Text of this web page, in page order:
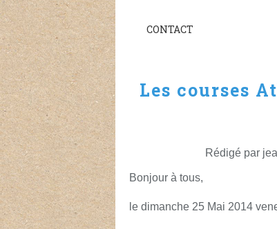
CONTACT
Les courses
Rédigé par
Bonjour à tous,
le dimanche 25 Mai 2014